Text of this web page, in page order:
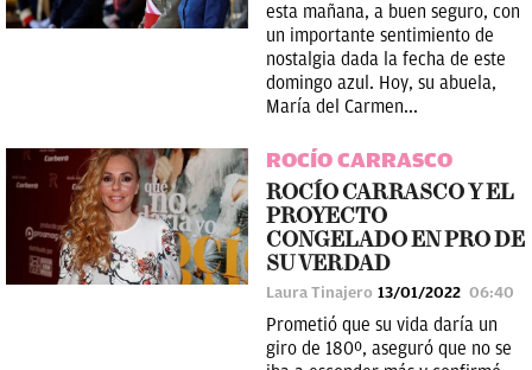
esta mañana, a buen seguro, con
un importante sentimiento de
nostalgia dada la fecha de este
domingo azul. Hoy, su abuela,
María del Carmen...
ROCÍO CARRASCO
ROCÍO CARRASCO Y EL
PROYECTO
CONGELADO EN PRO DE
SU VERDAD
Laura Tinajero 13/01/2022 06:40
Prometió que su vida daría un
giro de 180º, aseguró que no se